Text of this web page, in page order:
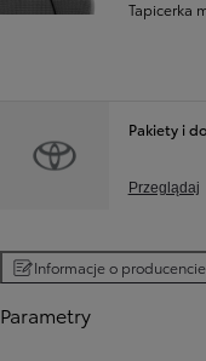
Tapicerka
Pakiety i
Przeglądaj
Informacje o producencie
Parametry